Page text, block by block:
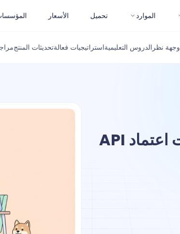
الموارد تحميل الأسعار
وجهة نظر الدروس التعليميةاستراتيجيات فعالةتحديثات المنتج
دليل شامل: كيفية تأمين بيانات اعتماد API